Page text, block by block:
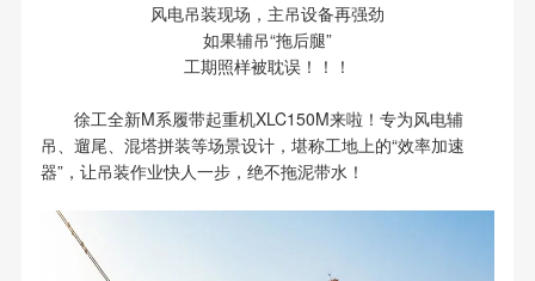
风电吊装现场，主吊设备再强劲
如果辅吊“拖后腿”
工期照样被耽误！！！
徐工全新M系履带起重机XLC150M来啦！专为风电辅
吊、遛尾、混塔拼装等场景设计，堪称工地上的“效率加速
器”，让吊装作业快人一步，绝不拖泥带水！